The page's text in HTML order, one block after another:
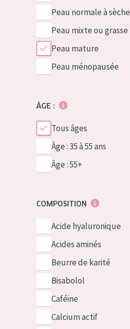
Peau normale à sèche
Peau mixte ou grasse
Peau mature
Peau ménopausée
ÂGE :
Tous âges
Âge : 35 à 55 ans
Âge : 55+
COMPOSITION
Acide hyaluronique
Acides aminés
Beurre de karité
Bisabolol
Caféine
Calcium actif